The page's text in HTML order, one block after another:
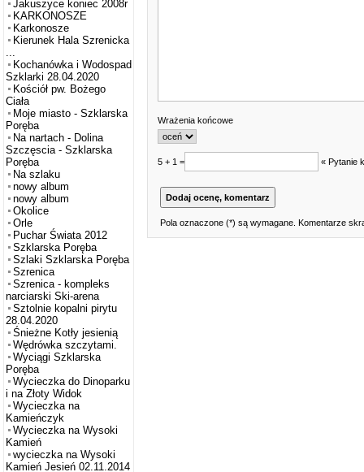
Jakuszyce koniec 2008r
KARKONOSZE
Karkonosze
Kierunek Hala Szrenicka
...
Kochanówka i Wodospad
Szklarki 28.04.2020
Kościół pw. Bożego
Ciała
Moje miasto - Szklarska
Poręba
Na nartach - Dolina
Szczęscia - Szklarska
Poręba
Na szlaku
nowy album
nowy album
Okolice
Orle
Puchar Świata 2012
Szklarska Poręba
Szlaki Szklarska Poręba
Szrenica
Szrenica - kompleks
narciarski Ski-arena
Sztolnie kopalni pirytu
28.04.2020
Śnieżne Kotły jesienią
Wędrówka szczytami.
Wyciągi Szklarska
Poręba
Wycieczka do Dinoparku
i na Złoty Widok
Wycieczka na
Kamieńczyk
Wycieczka na Wysoki
Kamień
wycieczka na Wysoki
Kamień Jesień 02.11.2014
Wrażenia końcowe
5 + 1 = « Pytanie
Pola oznaczone (*) są wymagane. Komentarze